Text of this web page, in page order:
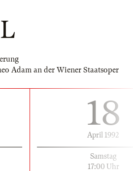
Adam an der Wiener Staatsoper
18
April 1992
Samstag
17:00 Uhr